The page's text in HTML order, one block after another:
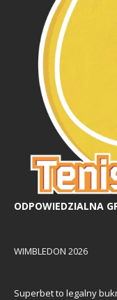
ODPOWIEDZIALNA
WIMBLEDON 2026
Superbet to legalny